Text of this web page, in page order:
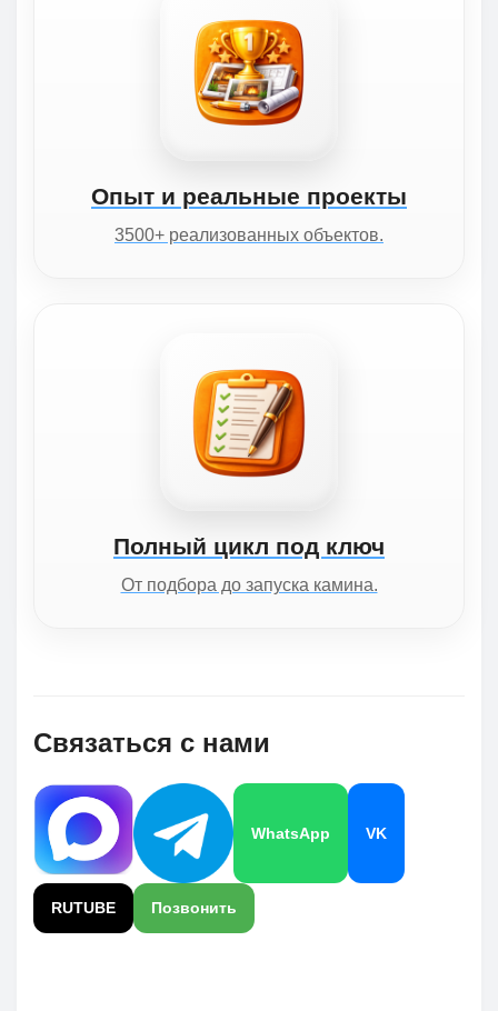
Опыт и реальные проекты
3500+ реализованных объектов.
Полный цикл под ключ
От подбора до запуска камина.
Связаться с нами
WhatsApp VK
RUTUBE Позвонить